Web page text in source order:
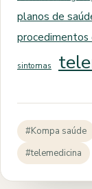
planos de
procedimentos
sintomas
#Kompa saúde
#telemedicina